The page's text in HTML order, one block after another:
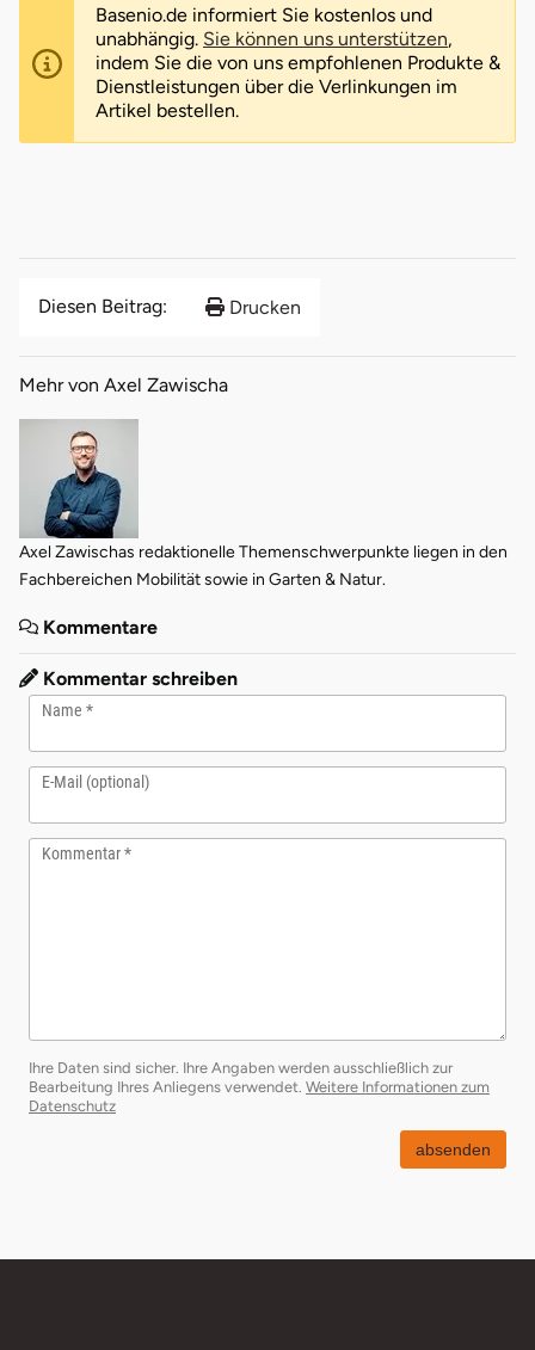
Basenio.de informiert Sie kostenlos und
unabhängig. Sie können uns unterstützen,
indem Sie die von uns empfohlenen Produkte &
Dienstleistungen über die Verlinkungen im
Artikel bestellen.
Diesen Beitrag: Drucken
Mehr von Axel Zawischa
Axel Zawischas redaktionelle Themenschwerpunkte liegen in den
Fachbereichen Mobilität sowie in Garten & Natur.
Kommentare
Kommentar schreiben
Name
E-Mail (optional)
Kommentar
Ihre Daten sind sicher. Ihre Angaben werden ausschließlich zur
Bearbeitung Ihres Anliegens verwendet. Weitere Informationen zum
Datenschutzöffnet in neuem Fenster
absenden